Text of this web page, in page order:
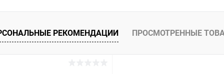
РЕКОМЕНДАЦИИ ПРОСМОТРЕННЫЕ